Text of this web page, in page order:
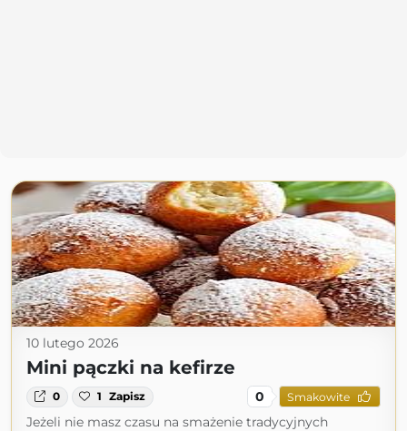
10 lutego 2026
Mini pączki na kefirze
0 1 Zapisz 0 Smakowite
Jeżeli nie masz czasu na smażenie tradycyjnych